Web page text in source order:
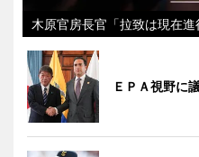
木原官房長官「拉致は現在進
ＥＰＡ視野に